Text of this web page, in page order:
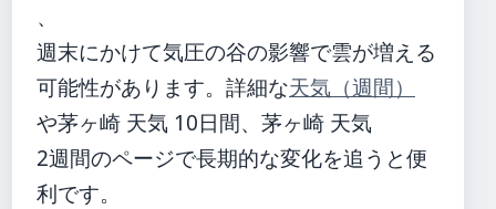
、
週末にかけて気圧の谷の影響で雲が増える
可能性があります。詳細な天気（週間）
や茅ヶ崎 天気 10日間、茅ヶ崎 天気
2週間のページで長期的な変化を追うと便
利です。